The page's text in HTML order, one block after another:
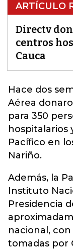
ARTÍCULO
Directv
centros
Cauca
Hace dos
Aérea
para 350
hospitalarios
Pacífico en
Nariño.
Además, la
Instituto
Presidencia
nacional,
tomadas por